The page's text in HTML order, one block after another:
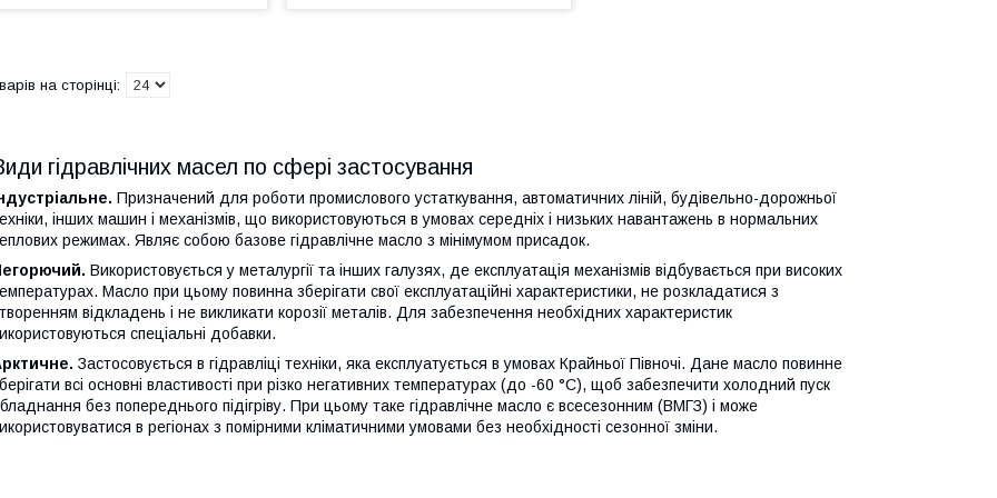
гідравлічних масел по сфері застосування
Призначений для роботи промислового устаткування, автоматичних ліній, будівельно-дорожньої
інших машин і механізмів, що використовуються в умовах середніх і низьких навантажень в нормальних
режимах. Являє собою базове гідравлічне масло з мінімумом присадок.
Використовується у металургії та інших галузях, де експлуатація механізмів відбувається при високих
Масло при цьому повинна зберігати свої експлуатаційні характеристики, не розкладатися з
відкладень і не викликати корозії металів. Для забезпечення необхідних характеристик
спеціальні добавки.
Застосовується в гідравліці техніки, яка експлуатується в умовах Крайньої Півночі. Дане масло повинне
всі основні властивості при різко негативних температурах (до -60 °С), щоб забезпечити холодний пуск
без попереднього підігріву. При цьому таке гідравлічне масло є всесезонним (ВМГЗ) і може
в регіонах з помірними кліматичними умовами без необхідності сезонної зміни.